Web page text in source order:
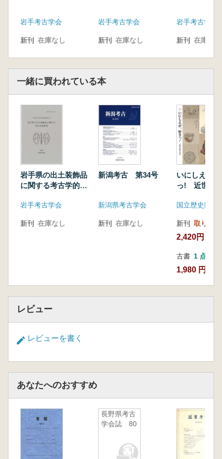
岩手考古学会
新刊 在庫なし
岩手考古学会
新刊 在庫なし
岩手考古学会
新刊 在庫なし
一緒に買われている本
岩手県の出土装飾品
に関する考古学的研
岩手考古学会
新刊 在庫なし
新潟考古 第34号
新潟県考古学会
新刊 在庫なし
いにしえが
っ! 近世好
国立歴史民俗
新刊 取り寄せ
2,420円
古書 1 点
1,980 円
レビュー
レビューを書く
あなたへのおすすめ
長野県考古
学会誌 80